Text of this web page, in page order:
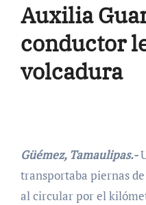
Auxilia
conductor
volcadura
Güémez, Tamaulipas.-
transportaba piernas
al circular por el